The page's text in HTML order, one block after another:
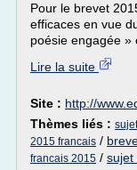
Pour le brevet
efficaces en vue
poésie engagée »
Lire la suite
Site : http://
Thèmes liés :
2015 francais /
francais 2015 / sujet